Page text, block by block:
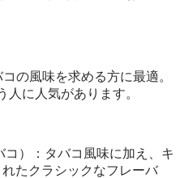
の風味を求める方に最適。
に人気があります。
）：タバコ風味に加え、キ
たクラシックなフレーバ